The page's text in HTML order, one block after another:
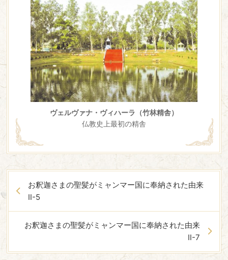
ヴェルヴァナ・ヴィハーラ（竹林精舎）
仏教史上最初の精舎
お釈迦さまの聖髪がミャンマー国に奉納された由来
Ⅱ-5
お釈迦さまの聖髪がミャンマー国に奉納された由来
Ⅱ-7